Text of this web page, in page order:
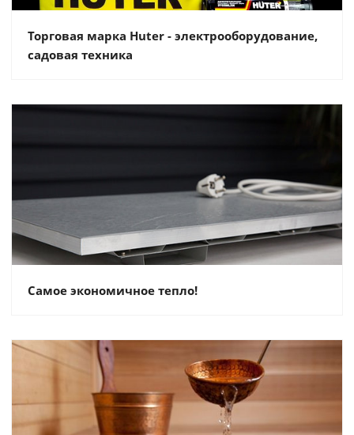
Торговая марка Huter - электрооборудование,
садовая техника
Самое экономичное тепло!